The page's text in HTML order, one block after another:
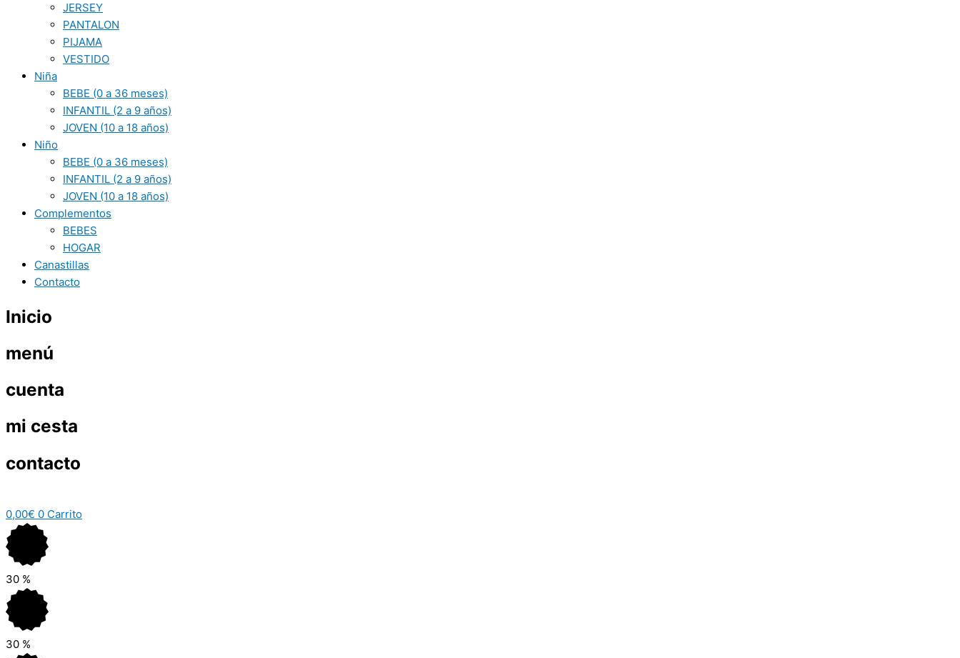
JERSEY
PANTALON
PIJAMA
VESTIDO
Niña
BEBE (0 a 36 meses)
INFANTIL (2 a 9 años)
JOVEN (10 a 18 años)
Niño
BEBE (0 a 36 meses)
INFANTIL (2 a 9 años)
JOVEN (10 a 18 años)
Complementos
BEBES
HOGAR
Canastillas
Contacto
Inicio
menú
cuenta
mi cesta
contacto
0,00€ 0 Carrito
30 %
30 %